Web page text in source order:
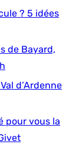
? 5 idées
de Bayard,
d’Ardenne
pour vous la